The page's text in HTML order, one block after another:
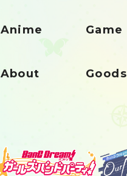
Anime Game
About Goods